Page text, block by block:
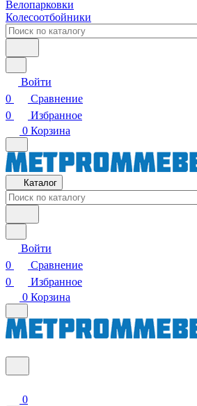
Велопарковки
Колесоотбойники
Войти
0
Сравнение
0
Избранное
0 Корзина
Каталог
Войти
0
Сравнение
0
Избранное
0 Корзина
0